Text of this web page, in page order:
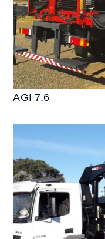
AGI 7.6